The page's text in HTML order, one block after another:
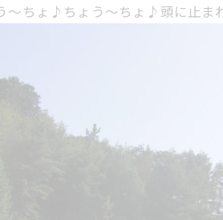
～ちょ♪ちょう～ちょ♪頭に止ま